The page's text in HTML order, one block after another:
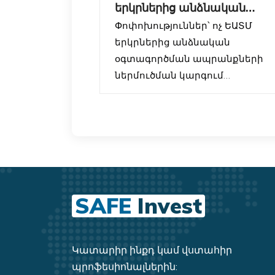
երկրներից անձնական
օգտագործման
ապրանքների ներ
Փոփոխություններ՝ ոչ ԵԱՏՄ
երկրներից անձնական
օգտագործման ապրանքների
ներմուծման կարգում
անձնական օգտագործման
SAFE Invest
Կատարիր ինքդ կամ վստահիր
պրոֆեսիոնալներին: